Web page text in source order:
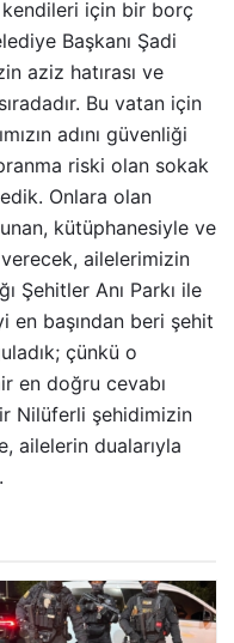
kendileri için bir borç
Başkanı Şadi
aziz hatırası ve
Bu vatan için
adını güvenliği
riski olan sokak
Onlara olan
kütüphanesiyle ve
ailelerimizin
Şehitler Anı Parkı ile
başından beri şehit
çünkü o
en doğru cevabı
Nilüferli şehidimizin
ailelerin dualarıyla